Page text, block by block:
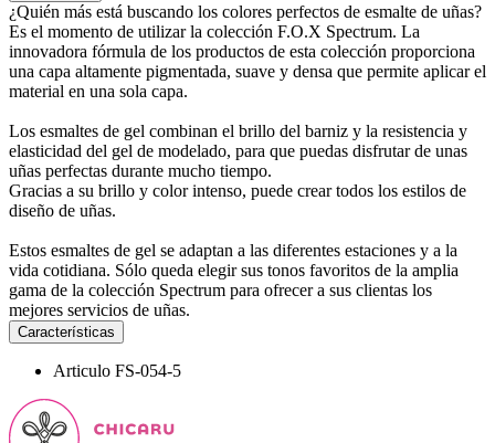
¿Quién más está buscando los colores perfectos de esmalte de uñas?
Es el momento de utilizar la colección F.O.X Spectrum. La
innovadora fórmula de los productos de esta colección proporciona
una capa altamente pigmentada, suave y densa que permite aplicar el
material en una sola capa.
Los esmaltes de gel combinan el brillo del barniz y la resistencia y
elasticidad del gel de modelado, para que puedas disfrutar de unas
uñas perfectas durante mucho tiempo.
Gracias a su brillo y color intenso, puede crear todos los estilos de
diseño de uñas.
Estos esmaltes de gel se adaptan a las diferentes estaciones y a la
vida cotidiana. Sólo queda elegir sus tonos favoritos de la amplia
gama de la colección Spectrum para ofrecer a sus clientas los
mejores servicios de uñas.
Características
Articulo FS-054-5